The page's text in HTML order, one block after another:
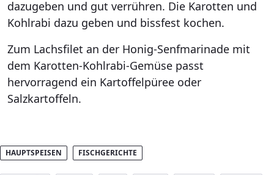
dazugeben und gut verrühren. Die Karotten und
Kohlrabi dazu geben und bissfest kochen.
Zum Lachsfilet an der Honig-Senfmarinade mit
dem Karotten-Kohlrabi-Gemüse passt
hervorragend ein Kartoffelpüree oder
Salzkartoffeln.
HAUPTSPEISEN FISCHGERICHTE